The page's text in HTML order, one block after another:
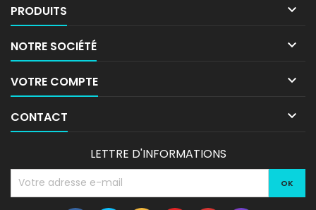
PRODUITS 
NOTRE SOCIÉTÉ 
VOTRE COMPTE 
CONTACT 
LETTRE D'INFORMATIONS